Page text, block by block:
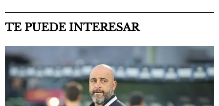
TE PUEDE INTERESAR